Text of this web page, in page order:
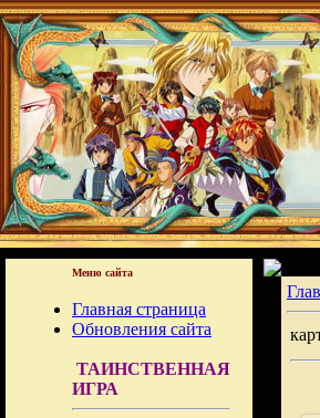
Меню сайта
Главная страница
Обновления сайта
ТАИНСТВЕННАЯ
ИГРА